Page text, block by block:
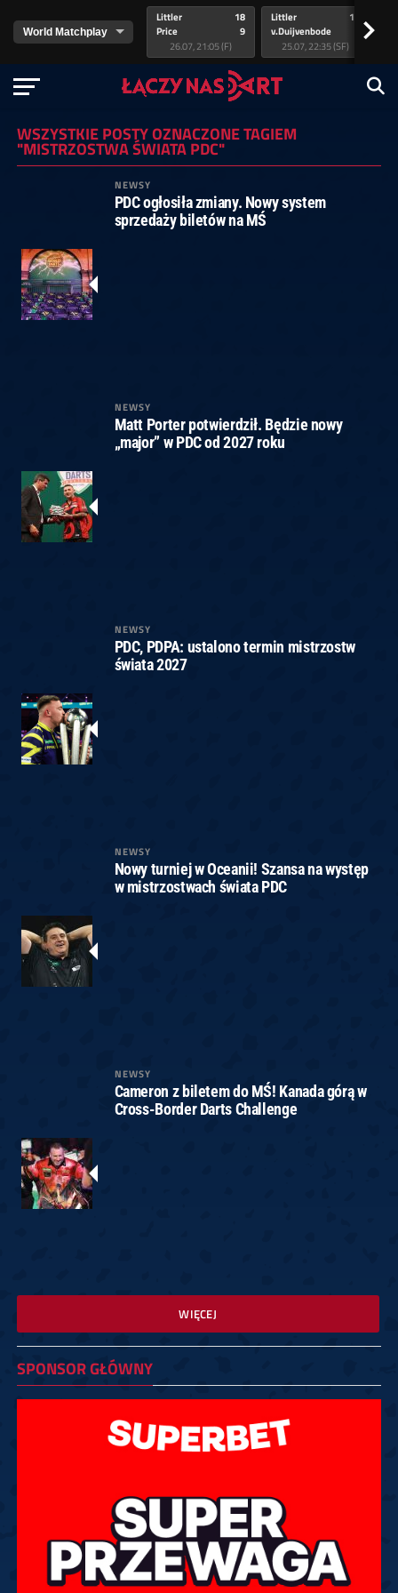
Littler
Price
18
9
26.07, 21:05 (F)
Littler
v.Duijvenbode
17
25.07, 22:35 (SF)
>
WSZYSTKIE POSTY OZNACZONE TAGIEM
"MISTRZOSTWA ŚWIATA PDC"
NEWSY
PDC ogłosiła zmiany. Nowy system
sprzedaży biletów na MŚ
NEWSY
Matt Porter potwierdził. Będzie nowy
„major” w PDC od 2027 roku
NEWSY
PDC, PDPA: ustalono termin mistrzostw
świata 2027
NEWSY
Nowy turniej w Oceanii! Szansa na występ
w mistrzostwach świata PDC
NEWSY
Cameron z biletem do MŚ! Kanada górą w
Cross-Border Darts Challenge
WIĘCEJ
SPONSOR GŁÓWNY